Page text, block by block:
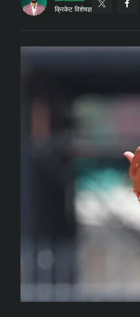
क्रिकेट विशेषज्ञ